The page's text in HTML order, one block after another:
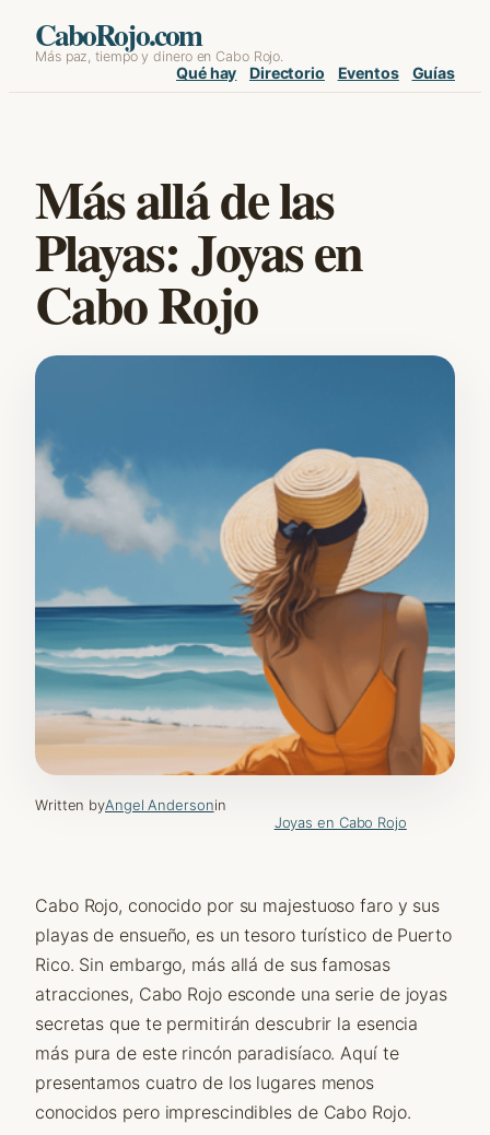
Skip
CaboRojo.com
Más paz, tiempo y dinero en Cabo Rojo.
Qué hay Directorio Eventos Guías
Más allá de las
Playas: Joyas en
Cabo Rojo
Written byAngel Andersonin
Joyas en Cabo Rojo
Cabo Rojo, conocido por su majestuoso faro y sus
playas de ensueño, es un tesoro turístico de Puerto
Rico. Sin embargo, más allá de sus famosas
atracciones, Cabo Rojo esconde una serie de joyas
secretas que te permitirán descubrir la esencia
más pura de este rincón paradisíaco. Aquí te
presentamos cuatro de los lugares menos
conocidos pero imprescindibles de Cabo Rojo.